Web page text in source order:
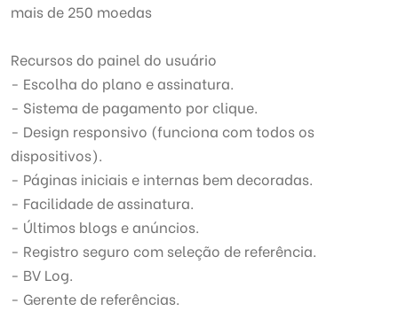
mais de 250 moedas
Recursos do painel do usuário
- Escolha do plano e assinatura.
- Sistema de pagamento por clique.
- Design responsivo (funciona com todos os
dispositivos).
- Páginas iniciais e internas bem decoradas.
- Facilidade de assinatura.
- Últimos blogs e anúncios.
- Registro seguro com seleção de referência.
- BV Log.
- Gerente de referências.